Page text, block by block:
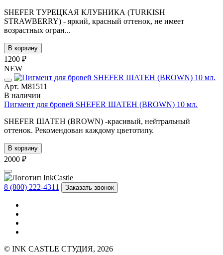
SHEFER ТУРЕЦКАЯ КЛУБНИКА (TURKISH
STRAWBERRY) - яркий, красный оттенок, не имеет
возрастных огран...
В корзину
1200 ₽
NEW
Арт. М81511
В наличии
Пигмент для бровей SHEFER ШАТЕН (BROWN) 10 мл.
SHEFER ШАТЕН (BROWN) -красивый, нейтральный
оттенок. Рекомендован каждому цветотипу.
В корзину
2000 ₽
8 (800) 222-4311 Заказать звонок
© INK CASTLE СТУДИЯ, 2026